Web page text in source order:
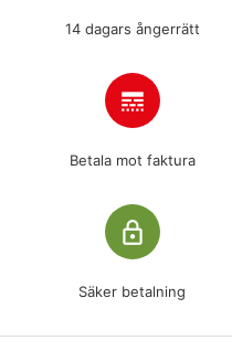
14 dagars ångerrätt
line_style
Betala mot faktura
lock_outline
Säker betalning